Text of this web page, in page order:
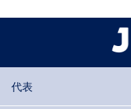
代表